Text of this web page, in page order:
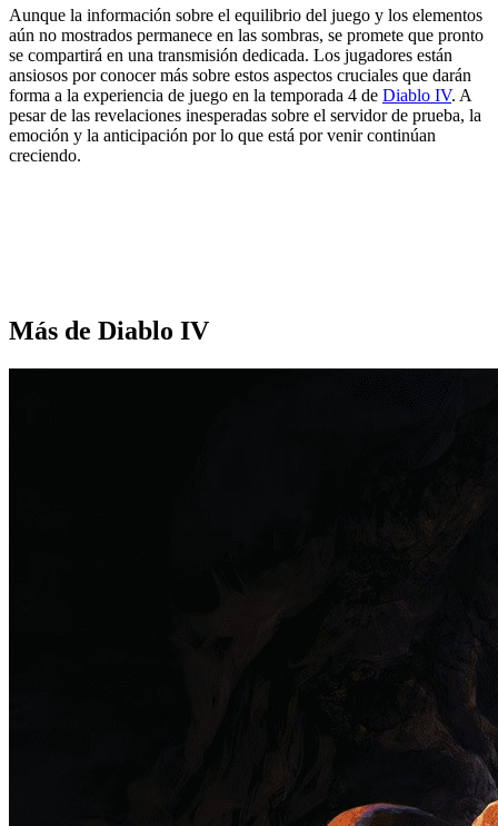
Aunque la información sobre el equilibrio del juego y los elementos
aún no mostrados permanece en las sombras, se promete que pronto
se compartirá en una transmisión dedicada. Los jugadores están
ansiosos por conocer más sobre estos aspectos cruciales que darán
forma a la experiencia de juego en la temporada 4 de Diablo IV. A
pesar de las revelaciones inesperadas sobre el servidor de prueba, la
emoción y la anticipación por lo que está por venir continúan
creciendo.
Más de Diablo IV